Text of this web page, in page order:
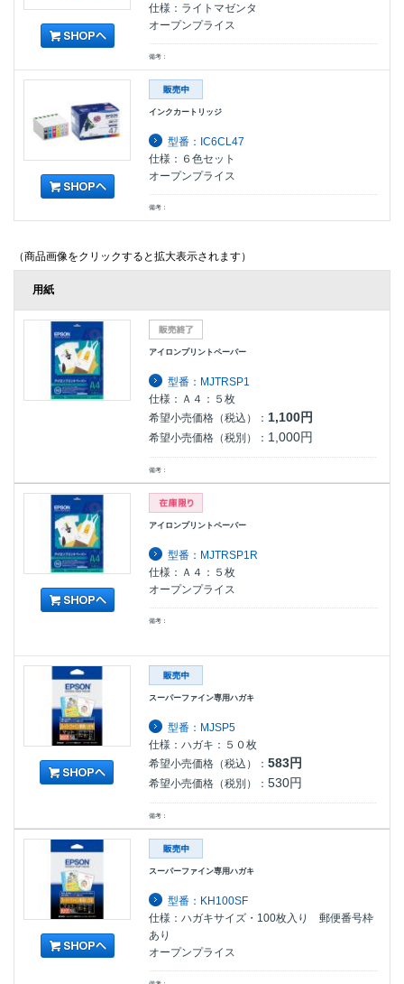
仕様：ライトマゼンタ
オープンプライス
備考：
インクカートリッジ
型番：IC6CL47
仕様：６色セット
オープンプライス
備考：
（商品画像をクリックすると拡大表示されます）
用紙
アイロンプリントペーパー
型番：MJTRSP1
仕様：Ａ４：５枚
希望小売価格（税込）： 1,100円
希望小売価格（税別）： 1,000円
備考：
アイロンプリントペーパー
型番：MJTRSP1R
仕様：Ａ４：５枚
オープンプライス
備考：
スーパーファイン専用ハガキ
型番：MJSP5
仕様：ハガキ：５０枚
希望小売価格（税込）： 583円
希望小売価格（税別）： 530円
備考：
スーパーファイン専用ハガキ
型番：KH100SF
仕様：ハガキサイズ・100枚入り 郵便番号枠
あり
オープンプライス